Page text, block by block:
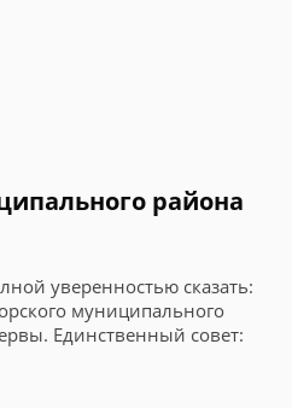
района
уверенностью сказать:
муниципального
Единственный совет: